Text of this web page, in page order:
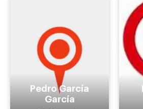
Pedro García
García